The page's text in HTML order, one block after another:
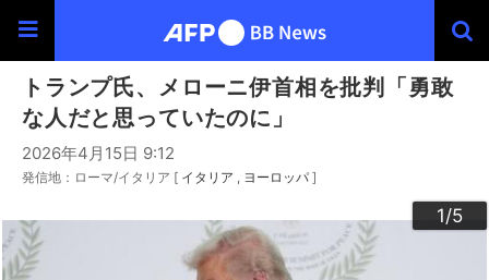
トランプ氏、メローニ伊首相を批判「勇敢
な人だと思っていたのに」
2026年4月15日 9:12
発信地：ローマ/イタリア [ イタリア ヨーロッパ ]
1/5
2/5
3/5
4/5
5/5